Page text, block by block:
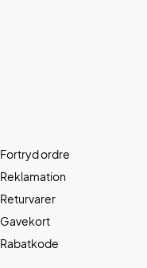
Fortryd ordre
Reklamation
Returvarer
Gavekort
Rabatkode